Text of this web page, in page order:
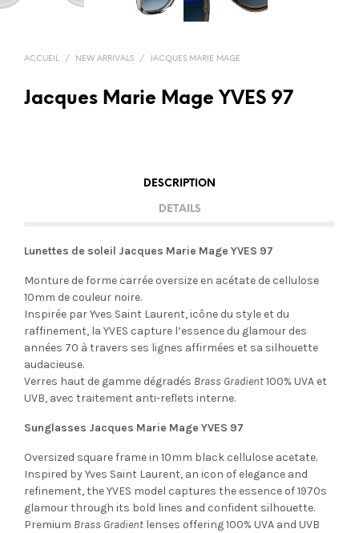
ACCUEIL / NEW ARRIVALS / JACQUES MARIE MAGE
Jacques Marie Mage YVES 97
DESCRIPTION
DETAILS
Lunettes de soleil Jacques Marie Mage YVES 97
Monture de forme carrée oversize en acétate de cellulose
10mm de couleur noire.
Inspirée par Yves Saint Laurent, icône du style et du
raffinement, la YVES capture l’essence du glamour des
années 70 à travers ses lignes affirmées et sa silhouette
audacieuse.
Verres haut de gamme dégradés Brass Gradient100% UVA et
UVB, avec traitement anti-reflets interne.
Sunglasses Jacques Marie Mage YVES 97
Oversized square frame in 10mm black cellulose acetate.
Inspired by Yves Saint Laurent, an icon of elegance and
refinement, the YVES model captures the essence of 1970s
glamour through its bold lines and confident silhouette.
Premium Brass Gradient lenses offering 100% UVA and UVB